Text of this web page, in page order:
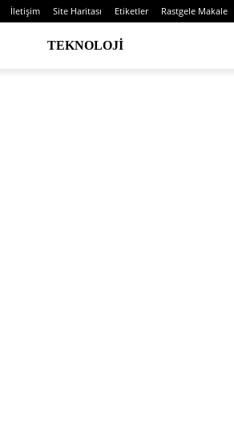
İletişim Site Haritası Etiketler Rastgele Makale
TEKNOLOJI